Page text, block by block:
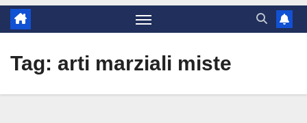
Tag: arti marziali miste